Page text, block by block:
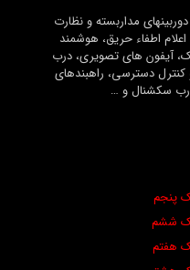
مداربسته و نظارت
اطفاء حریق، هوشمند
آیفون های تصویری، درب
دسترسی، راهبندهای
سکشنال و …
پنجم
ششم
هفتم